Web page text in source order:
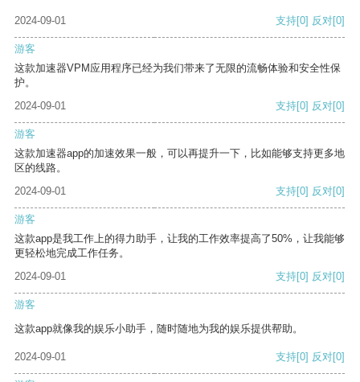
2024-09-01 支持[0] 反对[0]
游客
这款加速器VPM应用程序已经为我们带来了无限的流畅体验和安全性保
护。
2024-09-01
支持[0] 反对[0]
游客
这款加速器app的加速效果一般，可以再提升一下，比如能够支持更多地
区的线路。
2024-09-01
支持[0] 反对[0]
游客
这款app是我工作上的得力助手，让我的工作效率提高了50%，让我能够
更轻松地完成工作任务。
2024-09-01
支持[0] 反对[0]
游客
这款app就像我的娱乐小助手，随时随地为我的娱乐提供帮助。
2024-09-01 支持[0] 反对[0]